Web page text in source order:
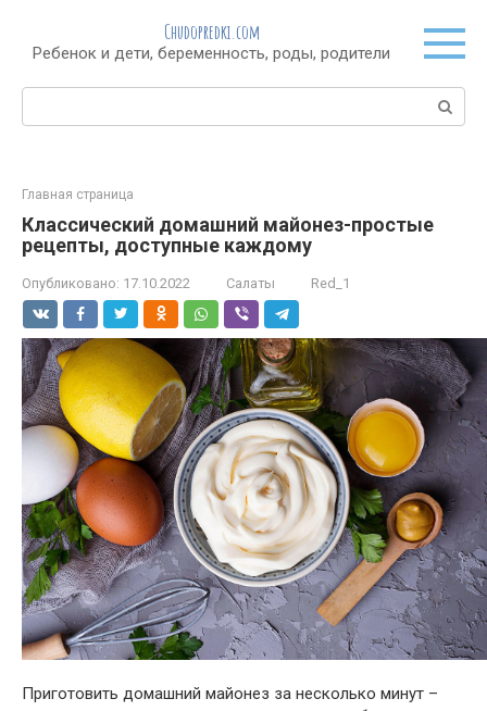
контенту
Chudopredki.com
Ребенок и дети, беременность, роды, родители
Поиск:
Главная страница
Классический домашний майонез-простые
рецепты, доступные каждому
Опубликовано: 17.10.2022 Салаты Red_1
Приготовить домашний майонез за несколько минут –